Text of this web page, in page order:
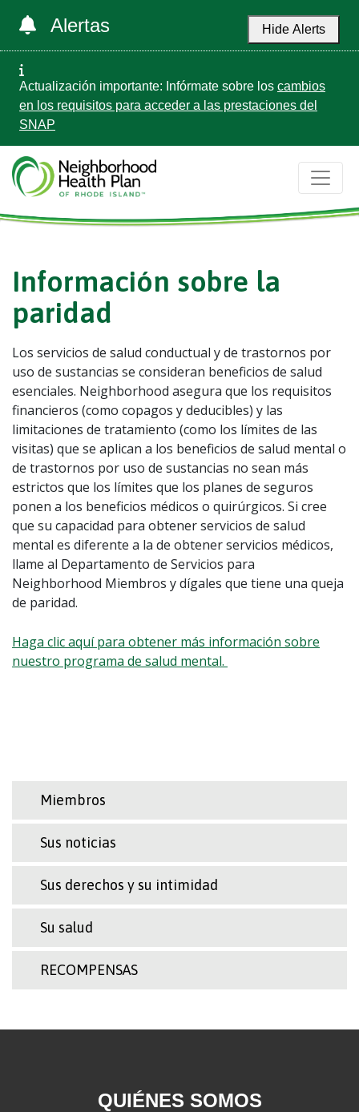
Alertas Hide Alerts
Actualización importante: Infórmate sobre los cambios
en los requisitos para acceder a las prestaciones del
SNAP
Información sobre la
paridad
Los servicios de salud conductual y de trastornos por
uso de sustancias se consideran beneficios de salud
esenciales. Neighborhood asegura que los requisitos
financieros (como copagos y deducibles) y las
limitaciones de tratamiento (como los límites de las
visitas) que se aplican a los beneficios de salud mental o
de trastornos por uso de sustancias no sean más
estrictos que los límites que los planes de seguros
ponen a los beneficios médicos o quirúrgicos. Si cree
que su capacidad para obtener servicios de salud
mental es diferente a la de obtener servicios médicos,
llame al Departamento de Servicios para
Neighborhood Miembros y dígales que tiene una queja
de paridad.
Haga clic aquí para obtener más información sobre
nuestro programa de salud mental.
Miembros
Sus noticias
Sus derechos y su intimidad
Su salud
RECOMPENSAS
QUIÉNES SOMOS